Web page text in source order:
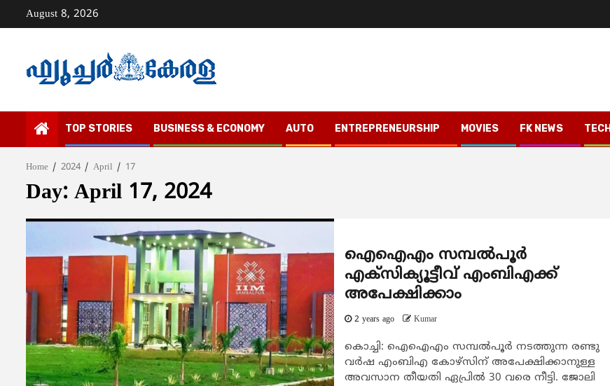
August 8, 2026
TOP STORIES BUSINESS & ECONOMY AUTO ENTREPRENEURSHIP MOVIES FK NEWS TECH
Home 2024 April 17
Day: April 17, 2024
ഐഐഎം സമ്പല്‍പൂര്‍
എക്സിക്യൂട്ടീവ് എംബിഎക്ക്
അപേക്ഷിക്കാം
2 years ago Kumar
കൊച്ചി: ഐഐഎം സമ്പല്‍പൂര്‍ നടത്തുന്ന രണ്ടു
വര്‍ഷ എംബിഎ കോഴ്സിന് അപേക്ഷിക്കാനുള്ള
അവസാന തീയതി ഏപ്രില്‍ 30 വരെ നീട്ടി. ജോലി